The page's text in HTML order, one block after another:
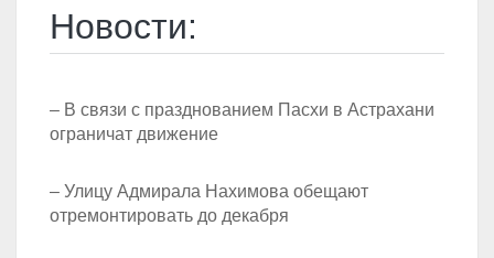
Новости:
– В связи с празднованием Пасхи в Астрахани
ограничат движение
– Улицу Адмирала Нахимова обещают
отремонтировать до декабря